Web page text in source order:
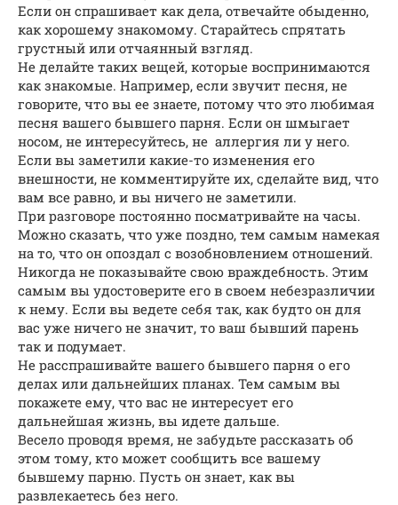
Если он спрашивает как дела, отвечайте обыденно,
как хорошему знакомому. Старайтесь спрятать
грустный или отчаянный взгляд.
Не делайте таких вещей, которые воспринимаются
как знакомые. Например, если звучит песня, не
говорите, что вы ее знаете, потому что это любимая
песня вашего бывшего парня. Если он шмыгает
носом, не интересуйтесь, не аллергия ли у него.
Если вы заметили какие-то изменения его
внешности, не комментируйте их, сделайте вид, что
вам все равно, и вы ничего не заметили.
При разговоре постоянно посматривайте на часы.
Можно сказать, что уже поздно, тем самым намекая
на то, что он опоздал с возобновлением отношений.
Никогда не показывайте свою враждебность. Этим
самым вы удостоверите его в своем небезразличии
к нему. Если вы ведете себя так, как будто он для
вас уже ничего не значит, то ваш бывший парень
так и подумает.
Не расспрашивайте вашего бывшего парня о его
делах или дальнейших планах. Тем самым вы
покажете ему, что вас не интересует его
дальнейшая жизнь, вы идете дальше.
Весело проводя время, не забудьте рассказать об
этом тому, кто может сообщить все вашему
бывшему парню. Пусть он знает, как вы
развлекаетесь без него.